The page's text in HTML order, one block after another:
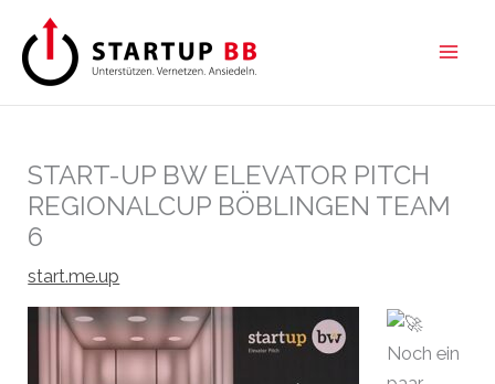
Inhalt
springen
START-UP BW ELEVATOR PITCH
REGIONALCUP BÖBLINGEN TEAM
6
start.me.up
Noch ein